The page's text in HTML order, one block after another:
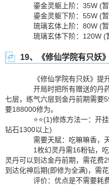
鎏金灵躯上阶：35W (暂
鎏金灵躯下阶：55W (暂
琉璃玄体上阶：80W (暂
琉璃玄体下阶：120W (
19、《修仙学院有只妖
《修仙学院有只妖》提
开局时把所有赠送的丹药
七层，练气六层到金丹前期需要
要188000修为。
⭐⭐(1)修炼方法一：开挂
钻石1300以上)
需要天赋：吃嘛嘛香，天
1枚幻灵丹需16粉钻，吃
灵丹可以到达金丹前期，需花费
到达化神后期(即修为全满)，需
评价：优点是不需要耗费